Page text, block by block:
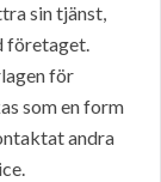
sin tjänst,
företaget.
för
som en form
andra